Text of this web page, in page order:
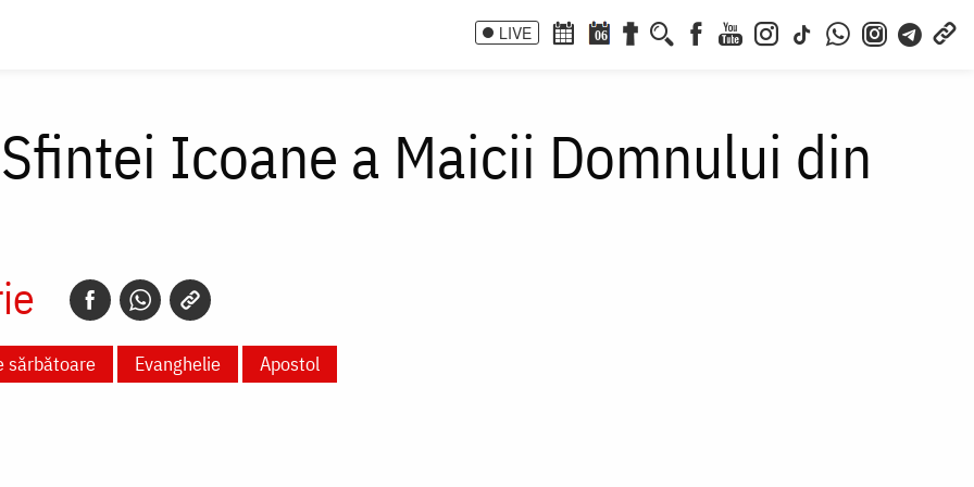
LIVE 06
Icoane a Maicii Domnului din
sărbătoare Evanghelie Apostol